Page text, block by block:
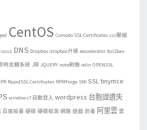
CentOS Comodo SSL Certificates css壓縮
DNS Dropbox dropbox升級 eaccelerator fail2ban
時反饋系統 JB JQUERY note刷機 odin OPENSSL
PR RapidSSL Certificates RPMForge SNI SSLtinymce
windows7 自動登入 wordpress 台胞證遺失
百度殺毒 硬碟 硬碟檢測 網路 遊戲 防毒 阿里雲 雲